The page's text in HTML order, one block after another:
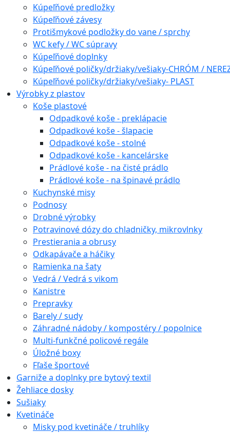
Kúpeľňové predložky
Kúpeľňové závesy
Protišmykové podložky do vane / sprchy
WC kefy / WC súpravy
Kúpeľňové doplnky
Kúpeľňové poličky/držiaky/vešiaky-CHRÓM /
Kúpeľňové poličky/držiaky/vešiaky- PLAST
Výrobky z plastov
Koše plastové
Odpadkové koše - preklápacie
Odpadkové koše - šlapacie
Odpadkové koše - stolné
Odpadkové koše - kancelárske
Prádlové koše - na čisté prádlo
Prádlové koše - na špinavé prádlo
Kuchynské misy
Podnosy
Drobné výrobky
Potravinové dózy do chladničky, mikrovlnky
Prestierania a obrusy
Odkapávače a háčiky
Ramienka na šaty
Vedrá / Vedrá s vikom
Kanistre
Prepravky
Barely / sudy
Záhradné nádoby / kompostéry / popolnice
Multi-funkčné policové regále
Úložné boxy
Fľaše športové
Garniže a doplnky pre bytový textil
Žehliace dosky
Sušiaky
Kvetináče
Misky pod kvetináče / truhlíky